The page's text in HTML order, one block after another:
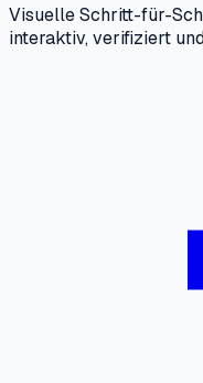
Visuelle Schritt-für-
interaktiv, verifiziert